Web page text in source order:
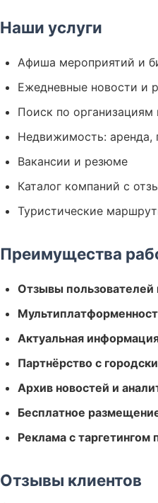
Наши услуги
Афиша мероприятий и
Ежедневные новости и
Поиск по организациям
Недвижимость: аренда,
Вакансии и резюме
Каталог компаний с
Туристические
Преимущества
Отзывы пользователей
Актуальная
Партнёрство с
Архив новостей и
Бесплатное
Реклама с таргетингом
Отзывы клиентов